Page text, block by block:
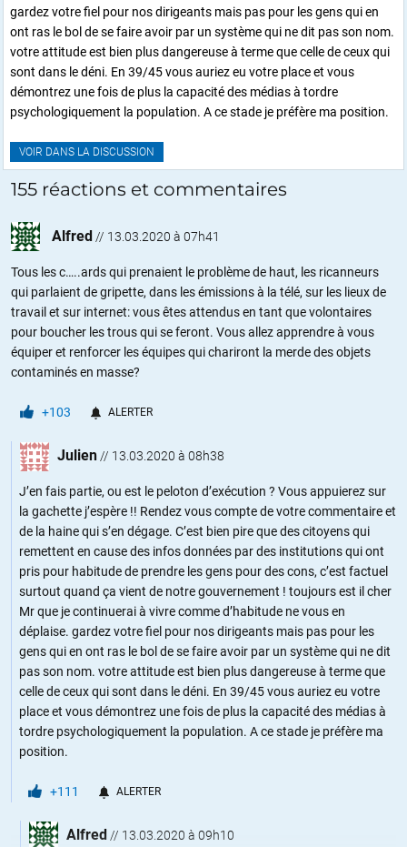
gardez votre fiel pour nos dirigeants mais pas pour les gens qui en
ont ras le bol de se faire avoir par un système qui ne dit pas son nom.
votre attitude est bien plus dangereuse à terme que celle de ceux qui
sont dans le déni. En 39/45 vous auriez eu votre place et vous
démontrez une fois de plus la capacité des médias à tordre
psychologiquement la population. A ce stade je préfère ma position.
VOIR DANS LA DISCUSSION
155 réactions et commentaires
Alfred // 13.03.2020 à 07h41
Tous les c…..ards qui prenaient le problème de haut, les ricanneurs
qui parlaient de gripette, dans les émissions à la télé, sur les lieux de
travail et sur internet: vous êtes attendus en tant que volontaires
pour boucher les trous qui se feront. Vous allez apprendre à vous
équiper et renforcer les équipes qui chariront la merde des objets
contaminés en masse?
+103 ALERTER
Julien // 13.03.2020 à 08h38
J’en fais partie, ou est le peloton d’exécution ? Vous appuierez sur
la gachette j’espère !! Rendez vous compte de votre commentaire et
de la haine qui s’en dégage. C’est bien pire que des citoyens qui
remettent en cause des infos données par des institutions qui ont
pris pour habitude de prendre les gens pour des cons, c’est factuel
surtout quand ça vient de notre gouvernement ! toujours est il cher
Mr que je continuerai à vivre comme d’habitude ne vous en
déplaise. gardez votre fiel pour nos dirigeants mais pas pour les
gens qui en ont ras le bol de se faire avoir par un système qui ne dit
pas son nom. votre attitude est bien plus dangereuse à terme que
celle de ceux qui sont dans le déni. En 39/45 vous auriez eu votre
place et vous démontrez une fois de plus la capacité des médias à
tordre psychologiquement la population. A ce stade je préfère ma
position.
+111 ALERTER
Alfred // 13.03.2020 à 09h10